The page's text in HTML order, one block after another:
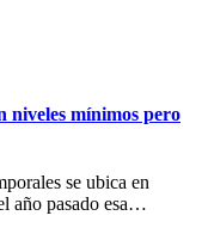
niveles mínimos pero
se ubica en
año pasado esa…